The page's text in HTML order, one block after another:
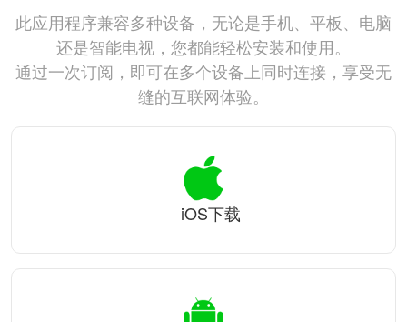
此应用程序兼容多种设备，无论是手机、平板、电脑
还是智能电视，您都能轻松安装和使用。
通过一次订阅，即可在多个设备上同时连接，享受无
缝的互联网体验。
iOS下载